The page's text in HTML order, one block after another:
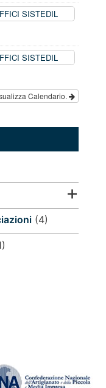
SISTEDIL
SISTEDIL
Calendario.
(4)